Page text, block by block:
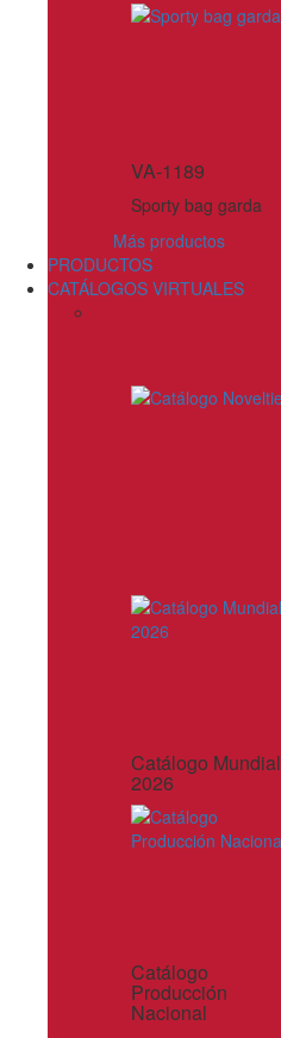
VA-1189
Sporty bag garda
Más productos
PRODUCTOS
CATÁLOGOS VIRTUALES
Catálogo Mundial
2026
Catálogo
Producción
Nacional